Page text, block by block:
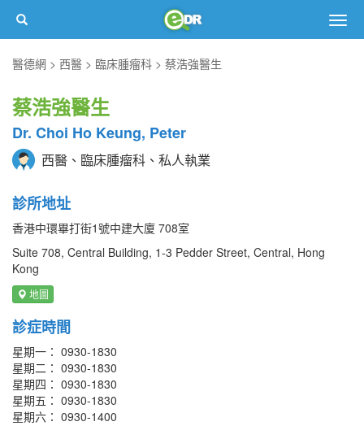
醫德網
西醫 臨床腫瘤科 蔡浩強醫生
蔡浩強醫生
Dr. Choi Ho Keung, Peter
西醫、臨床腫瘤科、私人執業
診所地址
香港中環畢打街1號中建大廈 708室
Suite 708, Central Building, 1-3 Pedder Street, Central, Hong
Kong
地圖
診症時間
星期一： 0930-1830
星期二： 0930-1830
星期四： 0930-1830
星期五： 0930-1830
星期六： 0930-1400